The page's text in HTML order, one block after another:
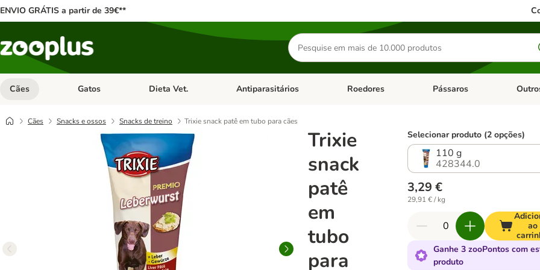
ENVIO GRÁTIS a partir de 39€**
Pesquisar
produtos
Cães Abrir menu de categoria: Cães
Gatos Abrir menu de categoria: Gatos
Dieta Vet. Abrir menu de categoria: Dieta Vet.
Antiparasitários Abrir menu de categoria: Antiparasitários
Roedores Abrir menu de categoria:
Pássaros Abrir
Cães Snacks e ossos Snacks de treino Trixie snack patê em tubo para cães
Trixie
snack
patê
em
tubo
para
Selecionar produto (2 opções)
110 g
428344.0
3,29 €
29,91 € / kg
ao
Ganhe 3 zooPontos com
produto